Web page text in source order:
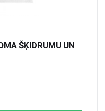
ŠĶIDRUMU UN